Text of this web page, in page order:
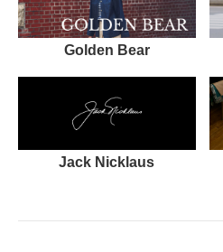
Golden Bear
Jack Nicklaus